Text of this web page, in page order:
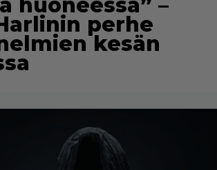
huoneessa” –
perhe
kesän